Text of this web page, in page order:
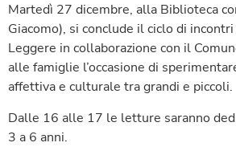
Martedì 27 dicembre, alla Biblioteca
Giacomo), si conclude il ciclo di
Leggere in collaborazione con il
alle famiglie l’occasione di
affettiva e culturale tra grandi e piccoli.
Dalle 16 alle 17 le letture saranno
3 a 6 anni.